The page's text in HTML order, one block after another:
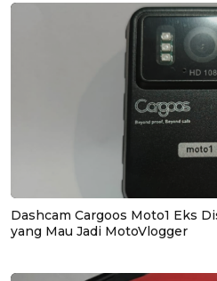
Dashcam Cargoos Moto1 Eks
yang Mau Jadi MotoVlogger